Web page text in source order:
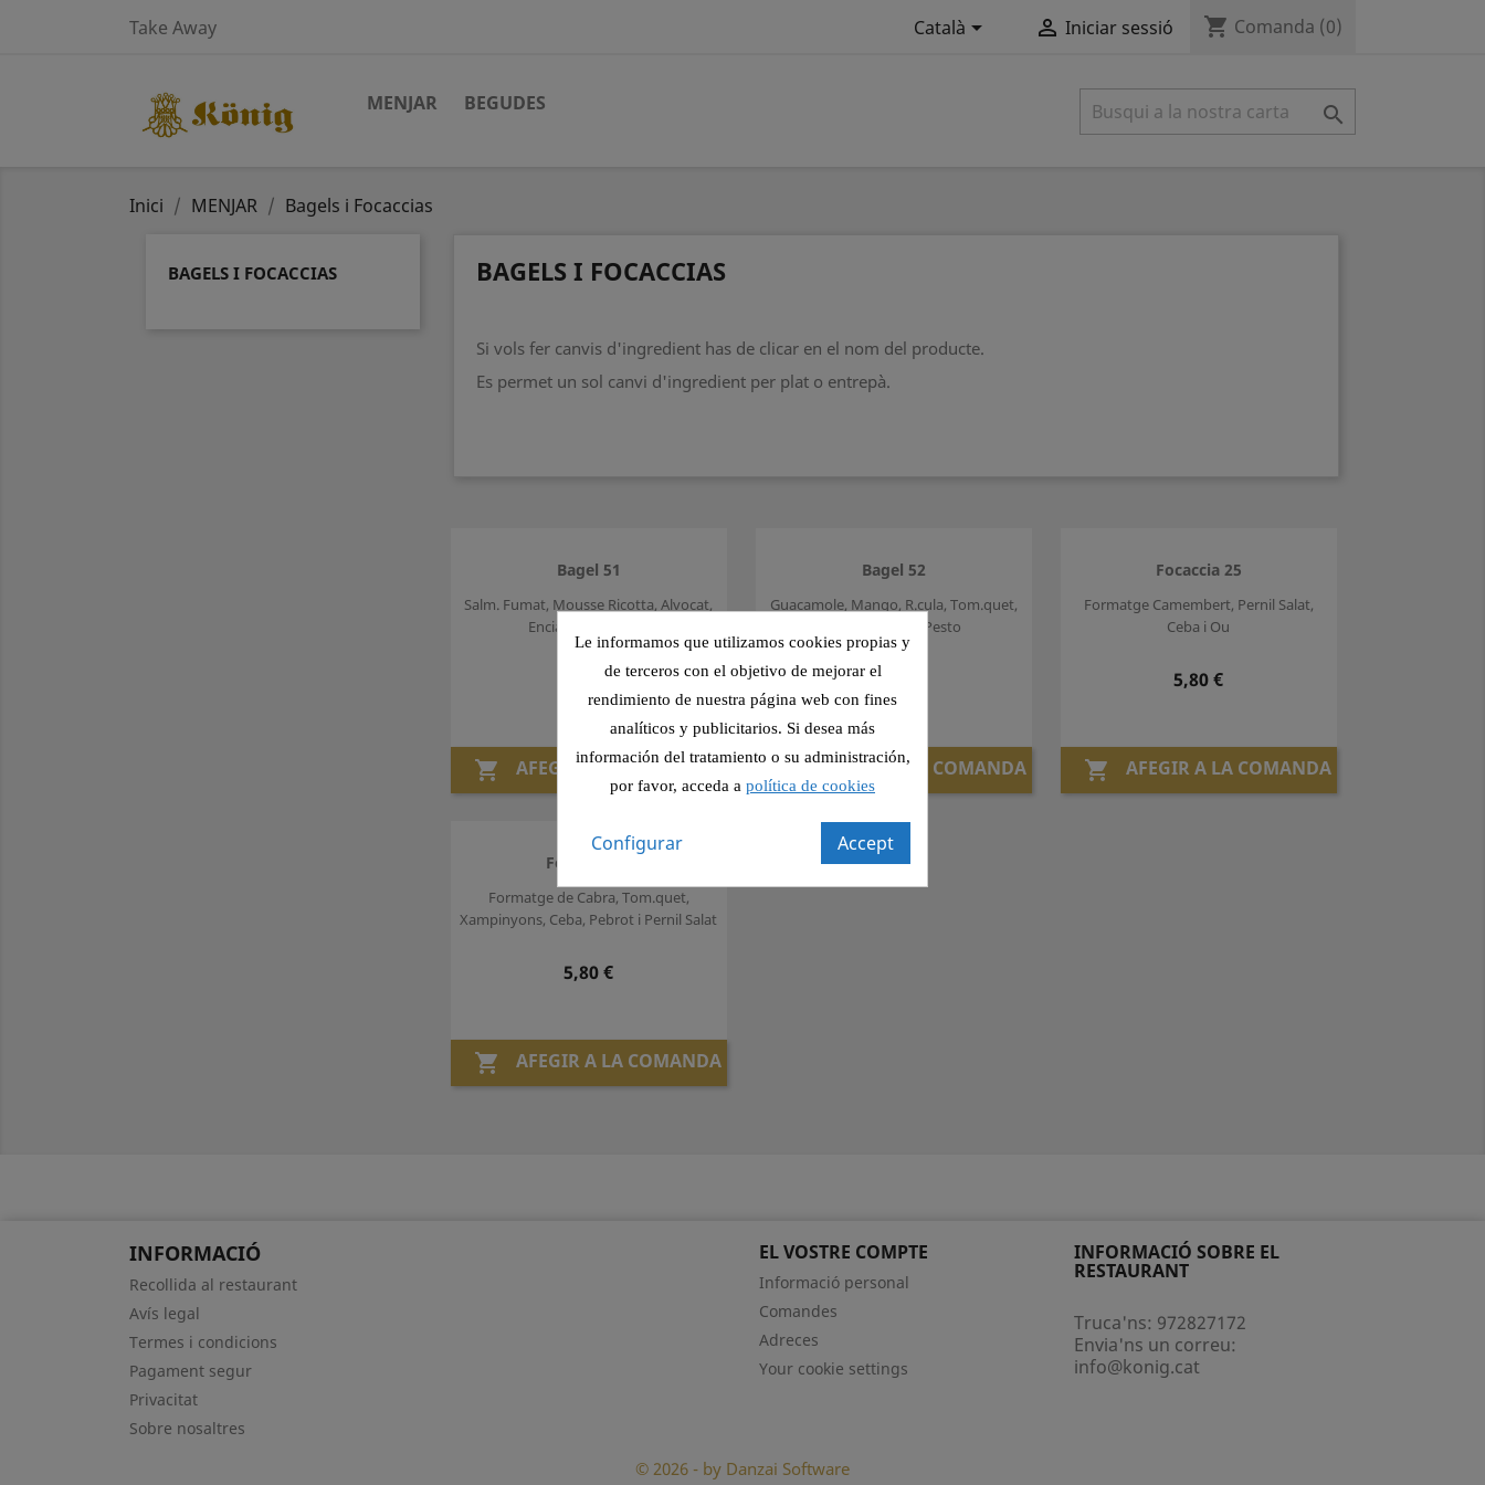
Take Away Català  Iniciar sessió shopping_cart Comanda (0)
MENJAR BEGUDES 
Inici MENJAR Bagels i Focaccias
BAGELS I FOCACCIAS BAGELS I FOCACCIAS
Si vols fer canvis d'ingredient has de clicar en el nom del producte.
Es permet un sol canvi d'ingredient per plat o entrepà.
Bagel 51
Salm. Fumat, Mousse Ricotta, Alvocat,
Enciam i Tom.quet
6,75 €
 AFEGIR A LA COMANDA
Bagel 52
Guacamole, Mango, R.cula, Tom.quet,
Ou dur i Oli de Pesto
Preu
6,25 €
 AFEGIR A LA COMANDA
Focaccia 25
Formatge Camembert, Pernil Salat,
Ceba i Ou
Preu
5,80 €
 AFEGIR A LA COMANDA
Focaccia 29
Formatge de Cabra, Tom.quet,
Xampinyons, Ceba, Pebrot i Pernil Salat
Preu
5,80 €
 AFEGIR A LA COMANDA
INFORMACIÓ
Recollida al restaurant
Avís legal
Termes i condicions
Pagament segur
Privacitat
Sobre nosaltres
EL VOSTRE COMPTE
Informació personal
Comandes
Adreces
Your cookie settings
INFORMACIÓ SOBRE EL
RESTAURANT
Truca'ns: 972827172
Envia'ns un correu:
info@konig.cat
© 2026 - by Danzai Software
Le informamos que utilizamos cookies propias y
de terceros con el objetivo de mejorar el
rendimiento de nuestra página web con fines
analíticos y publicitarios. Si desea más
información del tratamiento o su administración,
por favor, acceda a política de cookies
Accept
Configurar